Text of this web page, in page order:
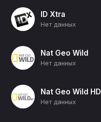
ID Xtra
Нет данных
Nat Geo Wild
Нет данных
Nat Geo Wild HD
Нет данных